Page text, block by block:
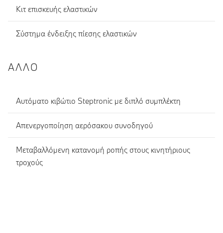
Κιτ επισκευής ελαστικών
Σύστημα ένδειξης πίεσης ελαστικών
ΆΛΛΟ
Αυτόματο κιβώτιο Steptronic με διπλό συμπλέκτη
Απενεργοποίηση αερόσακου συνοδηγού
Μεταβαλλόμενη κατανομή ροπής στους κινητήριους
τροχούς